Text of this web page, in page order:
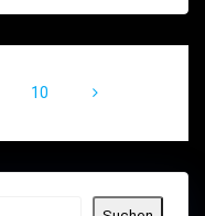
Seite
10